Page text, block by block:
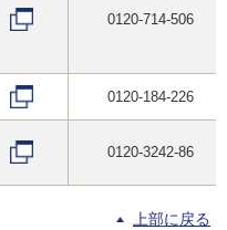
0120-714-506
0120-184-226
0120-3242-86
上部に戻る